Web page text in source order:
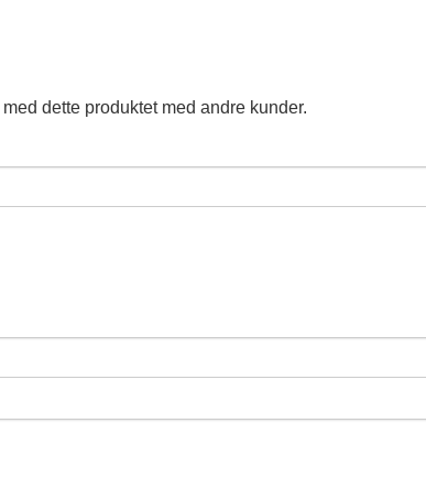
dette produktet med andre kunder.